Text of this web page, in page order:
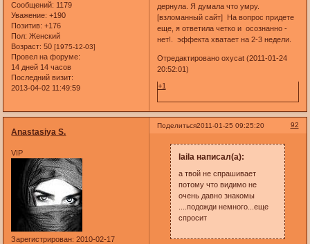
Сообщений: 1179
Уважение: +190
Позитив: +176
Пол: Женский
Возраст: 50[1975-12-03]
Провел на форуме:
14 дней 14 часов
Последний визит:
2013-04-02 11:49:59
дернула. Я думала что умру.
[взломанный сайт] На вопрос придете
еще, я ответила четко и осознанно -
нет!. эффекта хватает на 2-3 недели.
Отредактировано oxycat (2011-01-24
20:52:01)
+1
Поделиться 92
2011-01-25 09:25:20
Anastasiya S.
VIP
Зарегистрирован: 2010-02-17
laila написал(а):
а твой не спрашивает
потому что видимо не
очень давно знакомы
....подожди немного...еще
спросит